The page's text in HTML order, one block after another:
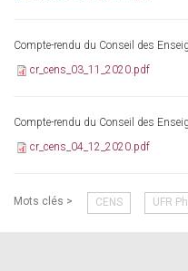
Compte-rendu du Conseil des
cr_cens_03_11_2020.pdf
Compte-rendu du Conseil des
cr_cens_04_12_2020.pdf
Mots clés > CENS UFR